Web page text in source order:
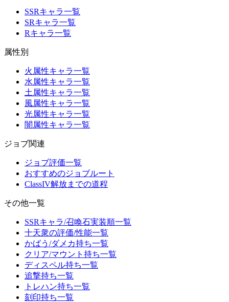
SSRキャラ一覧
SRキャラ一覧
Rキャラ一覧
属性別
火属性キャラ一覧
水属性キャラ一覧
土属性キャラ一覧
風属性キャラ一覧
光属性キャラ一覧
闇属性キャラ一覧
ジョブ関連
ジョブ評価一覧
おすすめのジョブルート
ClassIV解放までの道程
その他一覧
SSRキャラ/召喚石実装順一覧
十天衆の評価/性能一覧
かばう/ダメカ持ち一覧
クリア/マウント持ち一覧
ディスペル持ち一覧
追撃持ち一覧
トレハン持ち一覧
刻印持ち一覧